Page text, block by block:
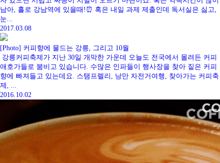
남아, 홀로 강남역에 있을때!⏰ 혹은 내일 과제 제출인데 독서실은 싫고,
눈...
2017.03.08
[Photo] 커피향에 물드는 강릉, 그리고 10월
강릉커피축제가 지난 30일 개막한 가운데 오늘도 전국에서 몰려든 커피
애호가들로 붐비고 있습니다. 수많은 인파들이 행사장을 찾아 짙은 커피
향에 빠져들고 있는데요. 스탬프렐리, 낭만 자전거여행, 찾아가는 커피축
제, ...
2016.10.02